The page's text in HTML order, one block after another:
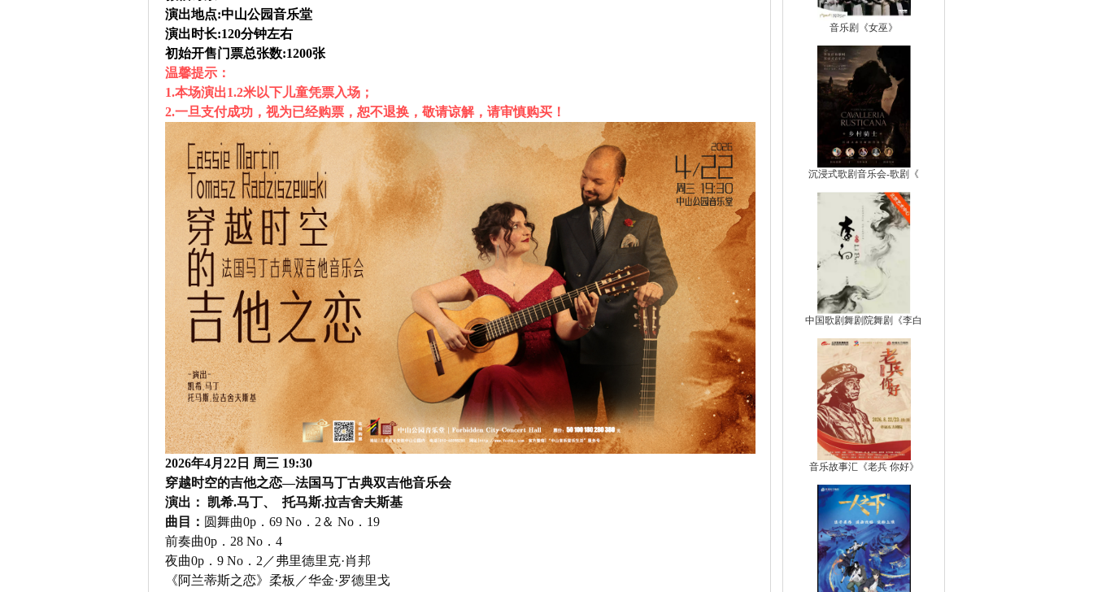
演出地点:中山公园音乐堂
演出时长:120分钟左右
初始开售门票总张数:1200张
温馨提示：
1.本场演出1.2米以下儿童凭票入场；
2.一旦支付成功，视为已经购票，恕不退换，敬请谅解，请审慎购买！
2026年4月22日 周三 19:30
穿越时空的吉他之恋—法国马丁古典双吉他音乐会
演出： 凯希.马丁、 托马斯.拉吉舍夫斯基
曲目： 圆舞曲0p．69 No．2＆ No．19
前奏曲0p．28 No．4
夜曲0p．9 No．2／弗里德里克·肖邦
《阿兰蒂斯之恋》柔板／华金·罗德里戈
音乐剧《女巫》
沉浸式歌剧音乐会-歌剧《
中国歌剧舞剧院舞剧《李白
音乐故事汇《老兵 你好》